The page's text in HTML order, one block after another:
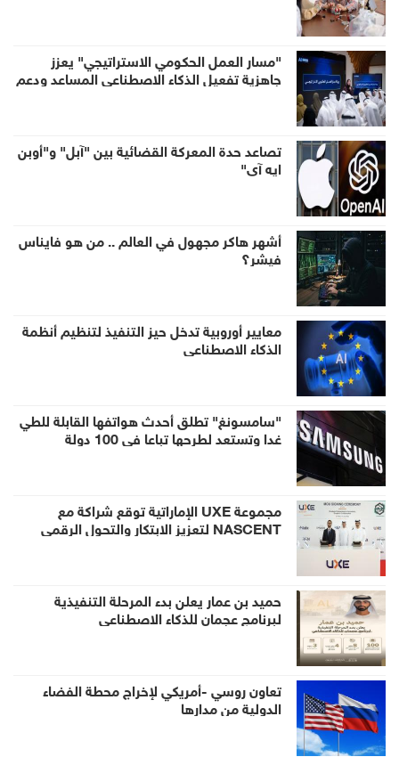
"مسار العمل الحكومي الاستراتيجي" يعزز
جاهزية تفعيل الذكاء الاصطناعي المساعد ودعم
صناعة القرار
تصاعد حدة المعركة القضائية بين "آبل" و"أوبن
ايه آي"
أشهر هاكر مجهول في العالم .. من هو فايناس
فيشر؟
معايير أوروبية تدخل حيز التنفيذ لتنظيم أنظمة
الذكاء الاصطناعي
"سامسونغ" تطلق أحدث هواتفها القابلة للطي
غدا وتستعد لطرحها تباعا في 100 دولة
مجموعة UXE الإماراتية توقع شراكة مع
NASCENT لتعزيز الابتكار والتحول الرقمي
حميد بن عمار يعلن بدء المرحلة التنفيذية
لبرنامج عجمان للذكاء الاصطناعي
تعاون روسي -أمريكي لإخراج محطة الفضاء
الدولية من مدارها